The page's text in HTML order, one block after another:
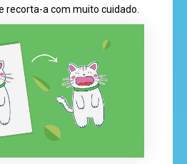
recorta-a com muito cuidado.